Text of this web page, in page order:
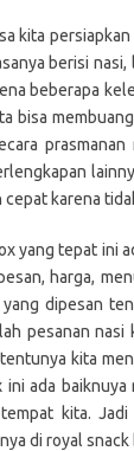
kita
berisi
beberapa
bisa
karena
yang tepat ini
harga,
dipesan
pesanan
kita
ada
kita. Jadi
di royal snack